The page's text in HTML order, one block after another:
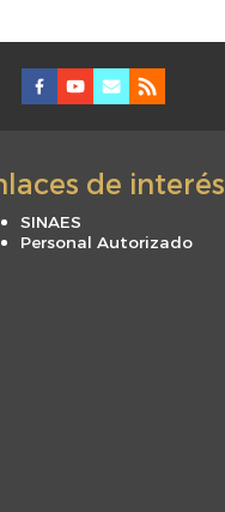
de interés
SINAES
Personal Autorizado